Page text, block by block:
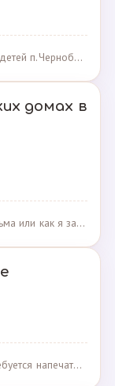
Чесменский район. · 27.06.2024
домах в
помочь взросым сиротам · 16.12.2019
бейджики · 09.02.2024